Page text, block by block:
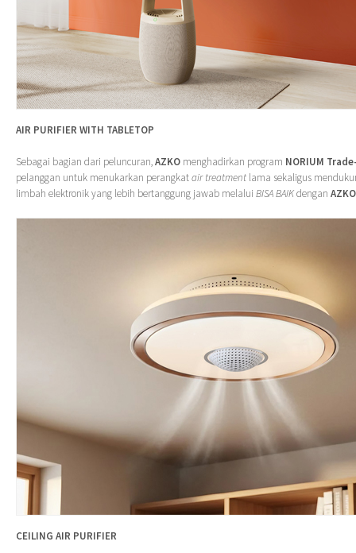
AIR PURIFIER WITH TABLETOP
Sebagai bagian dari peluncuran,AZKO menghadirkan program NORIUM
pelanggan untuk menukarkan perangkatair treatment lama sekaligus
limbah elektronik yang lebih bertanggung jawab melalui BISA BAIKdengan AZKO
CEILING AIR PURIFIER